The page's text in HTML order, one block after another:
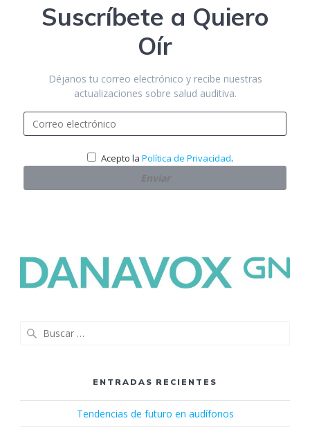
Suscríbete a Quiero
Oír
Déjanos tu correo electrónico y recibe nuestras
actualizaciones sobre salud auditiva.
Acepto la Política de Privacidad.
ENTRADAS RECIENTES
Tendencias de futuro en audífonos